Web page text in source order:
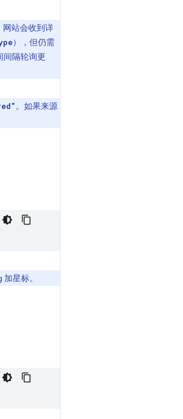
网站会收到详
），但仍需
间隔轮询更
。如果来源
加星标。